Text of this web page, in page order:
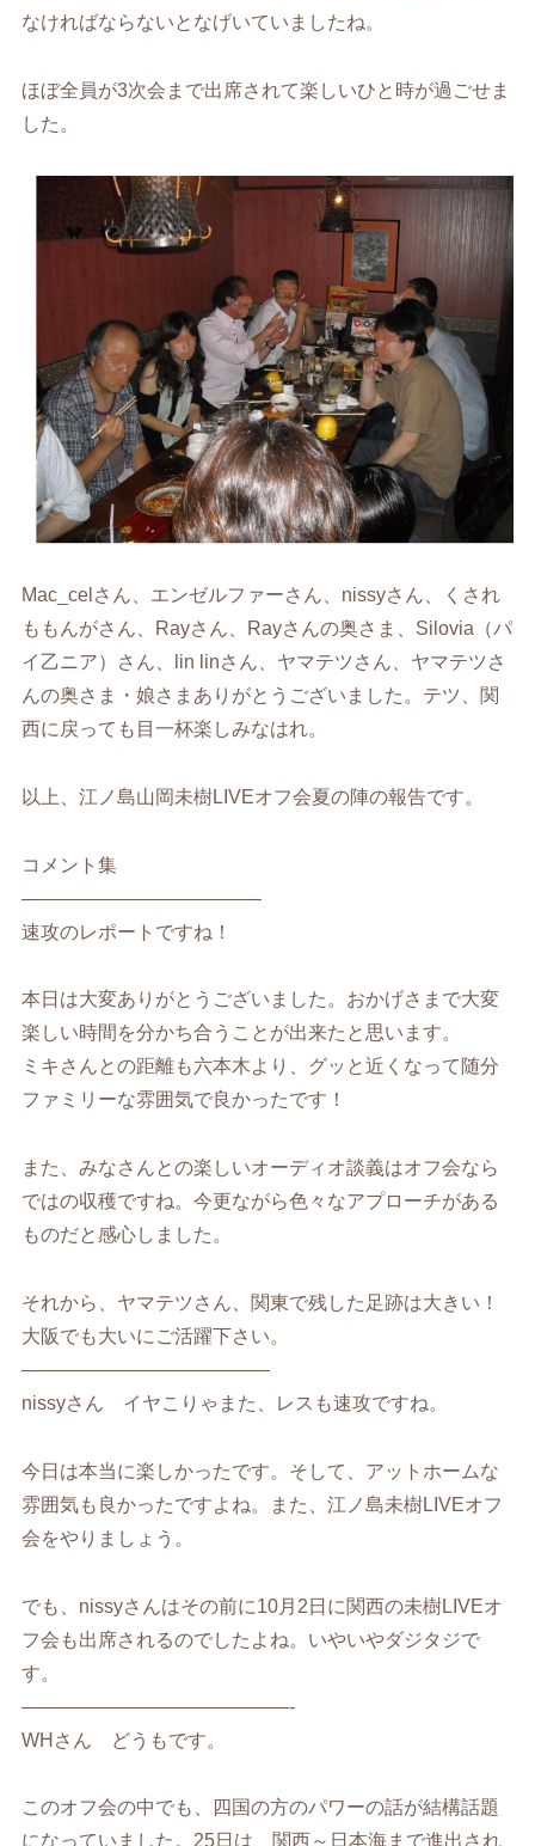
なければならないとなげいていましたね。
ほぼ全員が3次会まで出席されて楽しいひと時が過ごせま
した。
Mac_celさん、エンゼルファーさん、nissyさん、くされ
ももんがさん、Rayさん、Rayさんの奥さま、Silovia（パ
イ乙ニア）さん、lin linさん、ヤマテツさん、ヤマテツさ
んの奥さま・娘さまありがとうございました。テツ、関
西に戻っても目一杯楽しみなはれ。
以上、江ノ島山岡未樹LIVEオフ会夏の陣の報告です。
コメント集
————————————–
速攻のレポートですね！
本日は大変ありがとうございました。おかげさまで大変
楽しい時間を分かち合うことが出来たと思います。
ミキさんとの距離も六本木より、グッと近くなって随分
ファミリーな雰囲気で良かったです！
また、みなさんとの楽しいオーディオ談義はオフ会なら
ではの収穫ですね。今更ながら色々なアプローチがある
ものだと感心しました。
それから、ヤマテツさん、関東で残した足跡は大きい！
大阪でも大いにご活躍下さい。
—————————————
nissyさん イヤこりゃまた、レスも速攻ですね。
今日は本当に楽しかったです。そして、アットホームな
雰囲気も良かったですよね。また、江ノ島未樹LIVEオフ
会をやりましょう。
でも、nissyさんはその前に10月2日に関西の未樹LIVEオ
フ会も出席されるのでしたよね。いやいやダジタジで
す。
——————————————-
WHさん どうもです。
このオフ会の中でも、四国の方のパワーの話が結構話題
になっていました。25日は、関西～日本海まで進出され